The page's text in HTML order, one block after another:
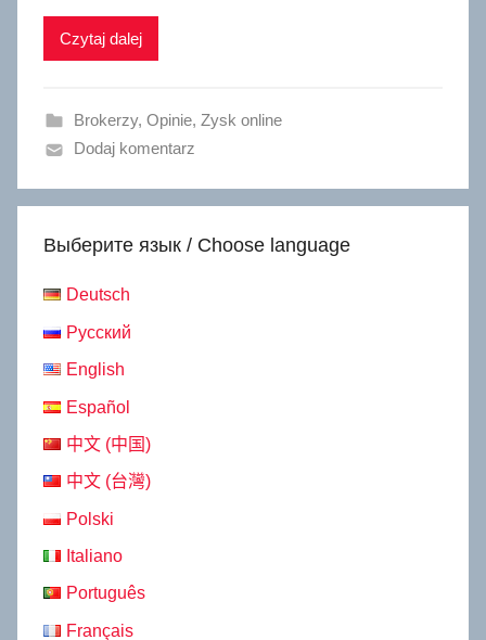
Czytaj dalej
Brokerzy, Opinie, Zysk online
Dodaj komentarz
Выберите язык / Choose language
Deutsch
Русский
English
Español
中文 (中国)
中文 (台灣)
Polski
Italiano
Português
Français